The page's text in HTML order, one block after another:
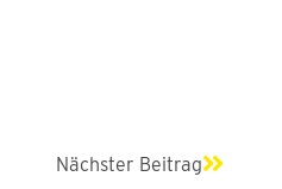
Nächster Beitrag